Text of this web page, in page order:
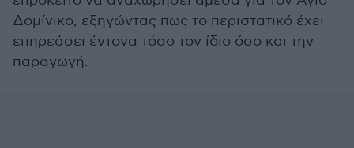
Δομίνικο, εξηγώντας πως το περιστατικό έχει
επηρεάσει έντονα τόσο τον ίδιο όσο και την
παραγωγή.